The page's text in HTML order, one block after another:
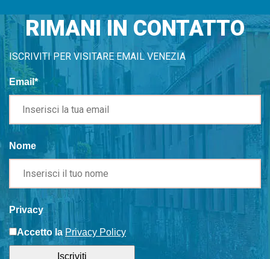
RIMANI IN CONTATTO
ISCRIVITI PER VISITARE EMAIL VENEZIA
Privacy